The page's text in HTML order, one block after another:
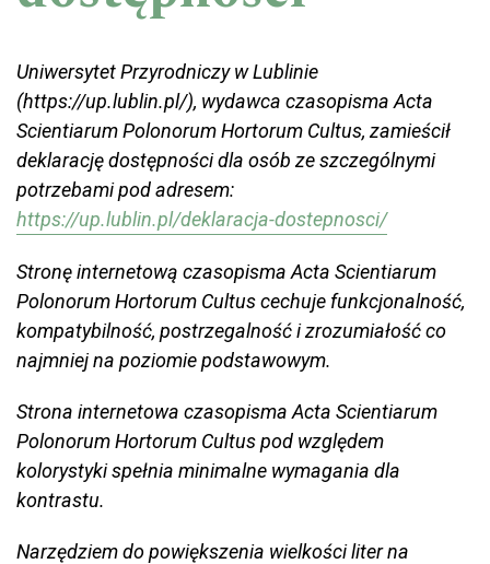
Uniwersytet Przyrodniczy w Lublinie
(https://up.lublin.pl/), wydawca czasopisma Acta
Scientiarum Polonorum Hortorum Cultus, zamieścił
deklarację dostępności dla osób ze szczególnymi
potrzebami pod adresem:
https://up.lublin.pl/deklaracja-dostepnosci/
Stronę internetową czasopisma Acta Scientiarum
Polonorum Hortorum Cultus cechuje funkcjonalność,
kompatybilność, postrzegalność i zrozumiałość co
najmniej na poziomie podstawowym.
Strona internetowa czasopisma Acta Scientiarum
Polonorum Hortorum Cultus pod względem
kolorystyki spełnia minimalne wymagania dla
kontrastu.
Narzędziem do powiększenia wielkości liter na